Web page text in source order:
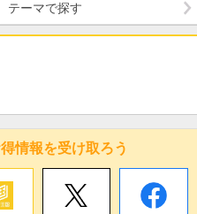
テーマで探す
情報を受け取ろう